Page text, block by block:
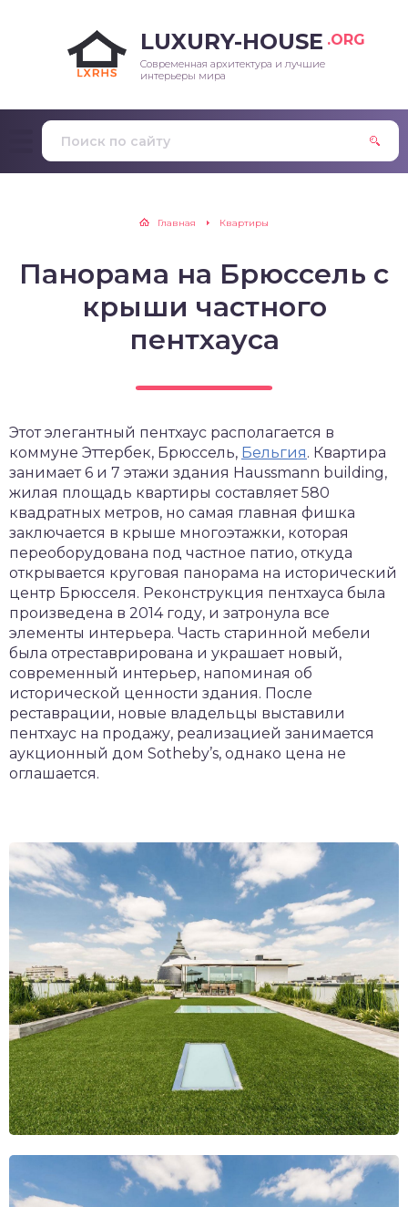
LUXURY-HOUSE .ORG
Современная архитектура и лучшие
интерьеры мира
Главная Квартиры
Панорама на Брюссель с
крыши частного
пентхауса
Этот элегантный пентхаус располагается в
коммуне Эттербек, Брюссель, Бельгия. Квартира
занимает 6 и 7 этажи здания Haussmann building,
жилая площадь квартиры составляет 580
квадратных метров, но самая главная фишка
заключается в крыше многоэтажки, которая
переоборудована под частное патио, откуда
открывается круговая панорама на исторический
центр Брюсселя. Реконструкция пентхауса была
произведена в 2014 году, и затронула все
элементы интерьера. Часть старинной мебели
была отреставрирована и украшает новый,
современный интерьер, напоминая об
исторической ценности здания. После
реставрации, новые владельцы выставили
пентхаус на продажу, реализацией занимается
аукционный дом Sotheby’s, однако цена не
оглашается.